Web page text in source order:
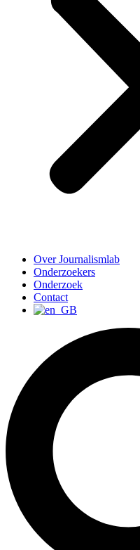
Over Journalismlab
Onderzoekers
Onderzoek
Contact